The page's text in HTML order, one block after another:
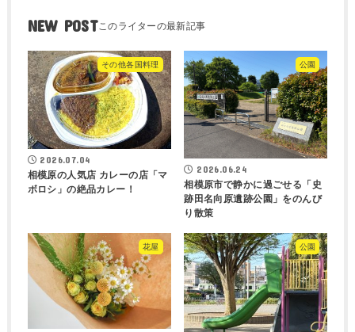
NEW POST
その他各国料理
2026.07.04
相模原の人気店 カレーの店「マ
ボロシ」の絶品カレー！
公園
2026.06.24
相模原市で静かに過ごせる「史
跡田名向原遺跡公園」をのんび
り散策
花屋 公園